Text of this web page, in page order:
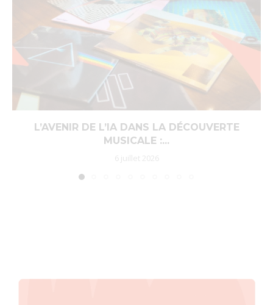
L’AVENIR DE L’IA DANS LA DÉCOUVERTE
MUSICALE :...
6 juillet 2026